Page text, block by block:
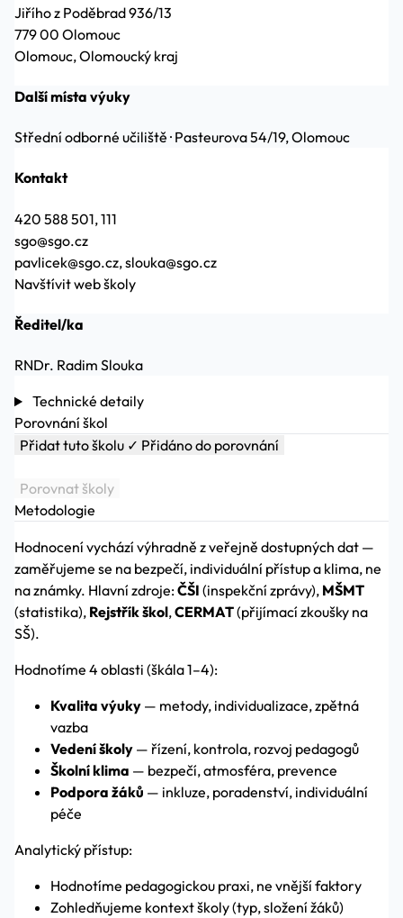
Jiřího z Poděbrad 936/13
779 00 Olomouc
Olomouc, Olomoucký kraj
Další místa výuky
Střední odborné učiliště · Pasteurova 54/19, Olomouc
Kontakt
420 588 501, 111
sgo@sgo.cz
pavlicek@sgo.cz, slouka@sgo.cz
Navštívit web školy
Ředitel/ka
RNDr. Radim Slouka
Technické detaily
Porovnání škol
Přidat tuto školu ✓ Přidáno do porovnání
Porovnat školy
Metodologie
Hodnocení vychází výhradně z veřejně dostupných dat —
zaměřujeme se na bezpečí, individuální přístup a klima, ne
na známky. Hlavní zdroje:ČŠI (inspekční zprávy), MŠMT
(statistika), Rejstřík škol,CERMAT(přijímací zkoušky na
SŠ).
Hodnotíme 4 oblasti (škála 1–4):
Kvalita výuky — metody, individualizace, zpětná
vazba
Vedení školy — řízení, kontrola, rozvoj pedagogů
Školní klima — bezpečí, atmosféra, prevence
Podpora žáků — inkluze, poradenství, individuální
péče
Analytický přístup:
Hodnotíme pedagogickou praxi, ne vnější faktory
Zohledňujeme kontext školy (typ, složení žáků)